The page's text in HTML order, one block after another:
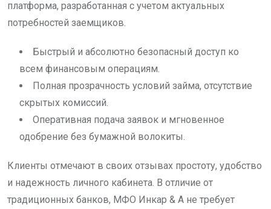
платформа, разработанная с учетом актуальных
потребностей заемщиков.
Быстрый и абсолютно безопасный доступ ко
всем финансовым операциям.
Полная прозрачность условий займа, отсутствие
скрытых комиссий.
Оперативная подача заявок и мгновенное
одобрение без бумажной волокиты.
Клиенты отмечают в своих отзывах простоту, удобство
и надежность личного кабинета. В отличие от
традиционных банков, МФО Инкар & A не требует